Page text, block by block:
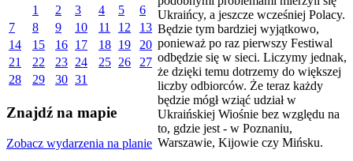
1
2 3 4 5
6
7
8 9 10 11 12
13
14
15 16 17 18 19
20
21
22 23 24 25 26
27
28
29 30 31
Znajdź na mapie
Zobacz wydarzenia na planie
Ukraińcy, a jeszcze wcześniej Polacy.
Będzie tym bardziej wyjątkowo,
ponieważ po raz pierwszy Festiwal
odbędzie się w sieci. Liczymy jednak,
że dzięki temu dotrzemy do większej
liczby odbiorców. Że teraz każdy
będzie mógł wziąć udział w
Ukraińskiej Wiośnie bez względu na
to, gdzie jest - w Poznaniu,
Warszawie, Kijowie czy Mińsku.